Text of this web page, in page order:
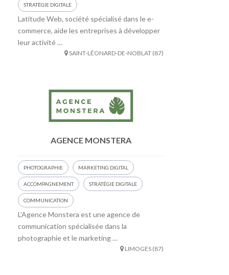
STRATÉGIE DIGITALE
Latitude Web, société spécialisé dans le e-
commerce, aide les entreprises à développer
leur activité …
SAINT-LÉONARD-DE-NOBLAT (87)
AGENCE MONSTERA
PHOTOGRAPHIE MARKETING DIGITAL
ACCOMPAGNEMENT STRATÉGIE DIGITALE
COMMUNICATION
L’Agence Monstera est une agence de
communication spécialisée dans la
photographie et le marketing …
LIMOGES (87)